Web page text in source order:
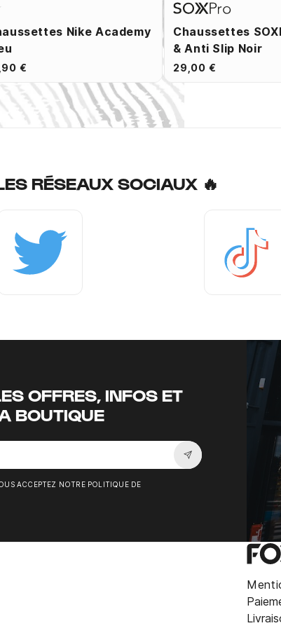
Nike Academy
€
Chaussettes
& Anti Slip Noir
29,00 €
RÉSEAUX SOCIAUX 🔥
OFFRES, INFOS ET
BOUTIQUE
Souscrire à la
ACCEPTEZ NOTRE POLITIQUE DE